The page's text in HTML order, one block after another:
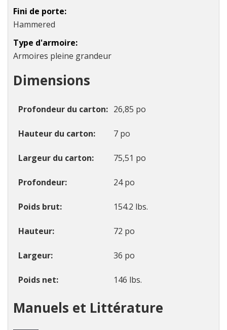
Fini de porte
Hammered
Type d'armoire
Armoires pleine grandeur
Dimensions
Profondeur du carton 26,85 po
Hauteur du carton 7 po
Largeur du carton 75,51 po
Profondeur 24 po
Poids brut 154.2 lbs.
Hauteur 72 po
Largeur 36 po
Poids net 146 lbs.
Manuels et Littérature